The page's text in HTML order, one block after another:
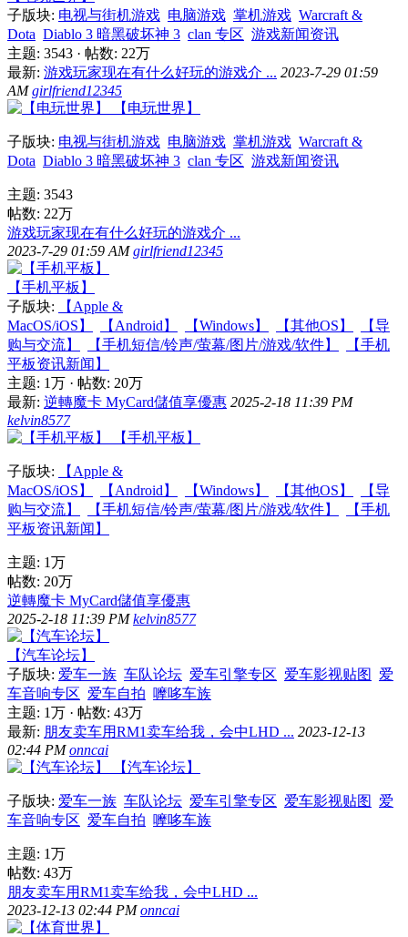
子版块: 电视与街机游戏 电脑游戏 掌机游戏 Warcraft &
Dota Diablo 3 暗黑破坏神 3 clan 专区 游戏新闻资讯
主题: 3543 · 帖数: 22万
最新: 游戏玩家现在有什么好玩的游戏介 ... 2023-7-29 01:59
AMgirlfriend12345
【电玩世界】
子版块: 电视与街机游戏 电脑游戏 掌机游戏 Warcraft &
Dota Diablo 3 暗黑破坏神 3 clan 专区 游戏新闻资讯
主题: 3543
帖数: 22万
游戏玩家现在有什么好玩的游戏介 ...
2023-7-29 01:59 AMgirlfriend12345
【手机平板】
子版块:
【Apple &
MacOS/iOS】
【Android】 【Windows】 【其他OS】
【导
购与交流】
【手机短信/铃声/萤幕/图片/游戏/软件】
【手机
平板资讯新闻】
主题: 1万 · 帖数: 20万
最新: 逆轉魔卡 MyCard儲值享優惠 2025-2-18 11:39 PM
kelvin8577
【手机平板】
子版块:
【Apple &
MacOS/iOS】
【Android】 【Windows】 【其他OS】
【导
购与交流】
【手机短信/铃声/萤幕/图片/游戏/软件】
【手机
平板资讯新闻】
主题: 1万
帖数: 20万
逆轉魔卡 MyCard儲值享優惠
2025-2-18 11:39 PMkelvin8577
【汽车论坛】
子版块: 爱车一族 车队论坛 爱车引擎专区 爱车影视贴图
爱
车音响专区 爱车自拍 嚤哆车族
主题: 1万 · 帖数: 43万
最新: 朋友卖车用RM1卖车给我，会中LHD ... 2023-12-13
02:44 PMonncai
【汽车论坛】
子版块: 爱车一族 车队论坛 爱车引擎专区 爱车影视贴图
爱
车音响专区 爱车自拍 嚤哆车族
主题: 1万
帖数: 43万
朋友卖车用RM1卖车给我，会中LHD ...
2023-12-13 02:44 PMonncai